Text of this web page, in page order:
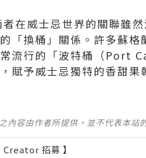
者在威士忌世界的關聯雖
「換桶」關係。許多蘇
流行的「波特桶（Port
賦予威士忌獨特的香甜果
內容由作者所提供，並不代表本站
Creator 招募 】